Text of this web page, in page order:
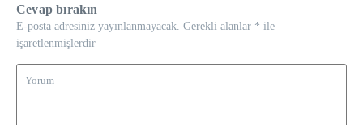
Cevap bırakın
E-posta adresiniz yayınlanmayacak. Gerekli alanlar * ile
işaretlenmişlerdir